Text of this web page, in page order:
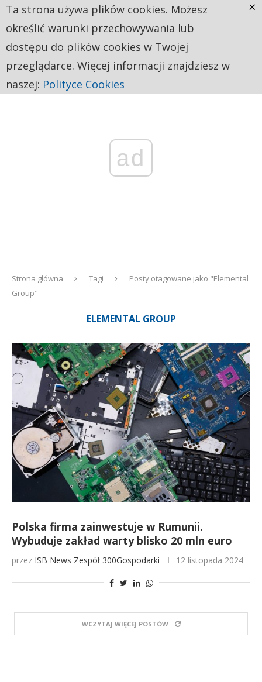
ad
Strona główna Tagi
Posty otagowane jako "Elemental
Group"
ELEMENTAL GROUP
Polska firma zainwestuje w Rumunii.
Wybuduje zakład warty blisko 20 mln euro
przez ISB News Zespół 300Gospodarki 12 listopada 2024
WCZYTAJ WIĘCEJ POSTÓW
Ta strona używa plików cookies. Możesz
określić warunki przechowywania lub
dostępu do plików cookies w Twojej
przeglądarce. Więcej informacji znajdziesz w
naszej: Polityce Cookies
×